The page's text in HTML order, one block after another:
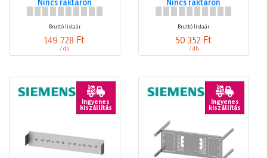
Nincs raktáron
Bruttó listaár
149 728 Ft
/ db
Nincs raktáron
Bruttó listaár
50 352 Ft
/ db
Ingyenes
kiszállítás
Ingyenes
kiszállítás